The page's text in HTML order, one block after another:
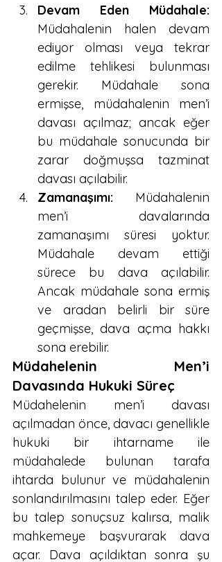
Devam Eden Müdahale:
Müdahalenin halen devam
ediyor olması veya tekrar
edilme tehlikesi bulunması
gerekir. Müdahale sona
ermişse, müdahalenin men’i
davası açılmaz; ancak eğer
bu müdahale sonucunda bir
zarar doğmuşsa tazminat
davası açılabilir.
Zamanaşımı: Müdahalenin
men’i davalarında
zamanaşımı süresi yoktur.
Müdahale devam ettiği
sürece bu dava açılabilir.
Ancak müdahale sona ermiş
ve aradan belirli bir süre
geçmişse, dava açma hakkı
sona erebilir.
Müdahelenin Men’i
Davasında Hukuki Süreç
Müdahelenin men’i davası
açılmadan önce, davacı genellikle
hukuki bir ihtarname ile
müdahalede bulunan tarafa
ihtarda bulunur ve müdahalenin
sonlandırılmasını talep eder. Eğer
bu talep sonuçsuz kalırsa, malik
mahkemeye başvurarak dava
açar. Dava açıldıktan sonra şu